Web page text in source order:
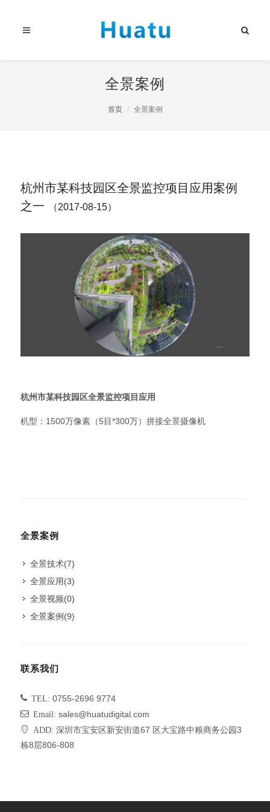
全景案例
首页 全景案例
杭州市某科技园区全景监控项目应用案例
之一
（2017-08-15）
杭州市某科技园区全景监控项目应用
机型：1500万像素（5目*300万）拼接全景摄像机
全景案例
全景技术(7)
全景应用(3)
全景视频(0)
全景案例 (9)
联系我们
TEL: 0755-2696 9774
Email: sales@huatudigital.com
ADD: 深圳市宝安区新安街道67 区大宝路中粮商务公园3
栋8层806-808